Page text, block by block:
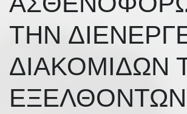
ΤΗΝ
ΔΙΑΚΟΜΙΔΩΝ